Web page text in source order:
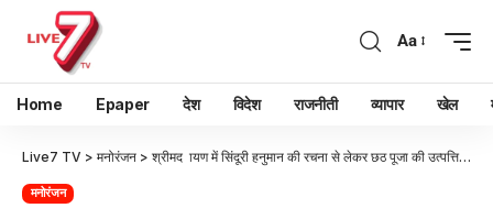
Aa
Home Epaper देश विदेश राजनीती व्यापार खेल
Live7 TV > मनोरंजन > श्रीमद ायण में सिंदूरी हनुमान की रचना से लेकर छठ पूजा की उत्पत्ति तक अनजानी कहानियां दिखायी जायेंगी
मनोरंजन